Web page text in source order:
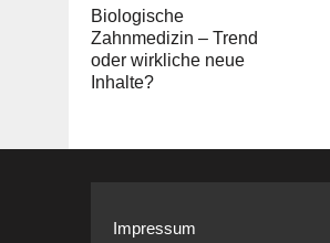
Biologische
Zahnmedizin – Trend
oder wirkliche neue
Inhalte?
Impressum